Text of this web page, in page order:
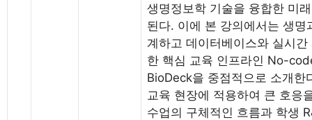
생명정보학 기술을 융합한 미
된다. 이에 본 강의에서는 생
계하고 데이터베이스와 실시
한 핵심 교육 인프라인 No-
BioDeck을 중점적으로 소개
교육 현장에 적용하여 큰 호응
수업의 구체적인 흐름과 학생